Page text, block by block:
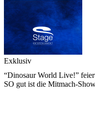
Exklusiv
“Dinosaur World Live!”
SO gut ist die Mitmach-